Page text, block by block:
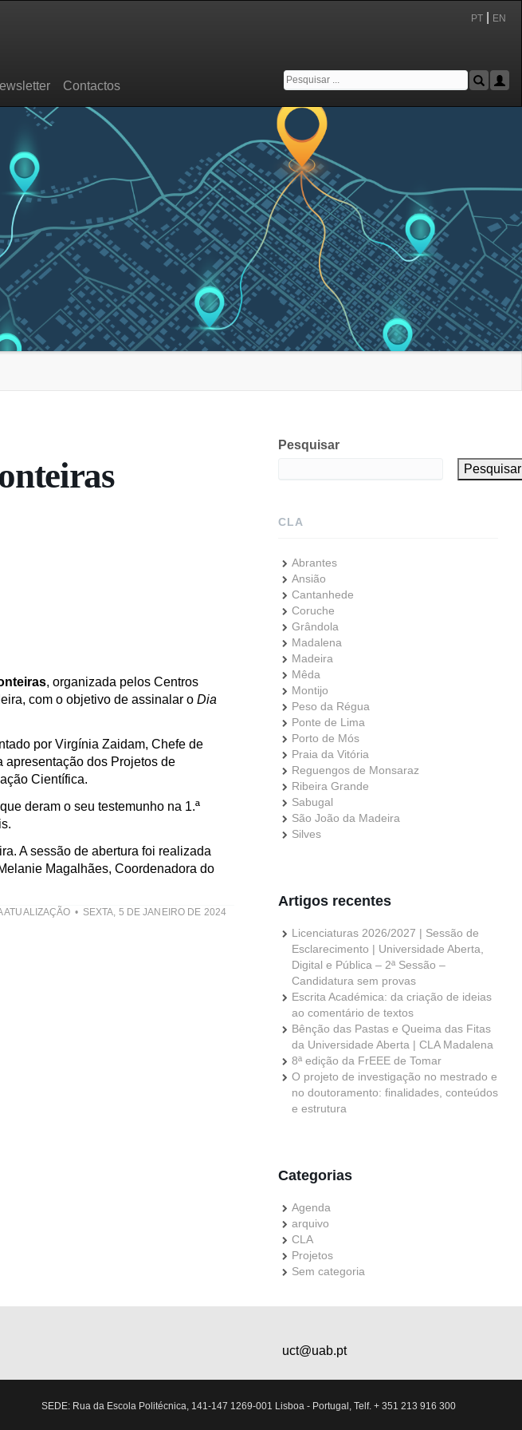
PT| EN
Contactos
, organizada pelos Centros
com o objetivo de assinalar o Dia
por Virgínia Zaidam, Chefe de
apresentação dos Projetos de
Científica.
deram o seu testemunho na 1.ª
A sessão de abertura foi realizada
Magalhães, Coordenadora do
ATUALIZAÇÃO SEXTA, 5 DE JANEIRO DE 2024
Pesquisar
Pesquisar
CLA
Abrantes
Ansião
Cantanhede
Coruche
Grândola
Madalena
Madeira
Mêda
Montijo
Peso da Régua
Ponte de Lima
Porto de Mós
Praia da Vitória
Reguengos de Monsaraz
Ribeira Grande
Sabugal
São João da Madeira
Silves
Artigos recentes
Licenciaturas 2026/2027 | Sessão de
Esclarecimento | Universidade Aberta,
Digital e Pública – 2ª Sessão –
Candidatura sem provas
Escrita Académica: da criação de ideias
ao comentário de textos
Bênção das Pastas e Queima das Fitas
da Universidade Aberta | CLA Madalena
8ª edição da FrEEE de Tomar
O projeto de investigação no mestrado e
no doutoramento: finalidades, conteúdos
e estrutura
Categorias
Agenda
arquivo
CLA
Projetos
Sem categoria
uct@uab.pt
SEDE: Rua da Escola Politécnica, 141-147 1269-001 Lisboa - Portugal, Telf. + 351 213 916 300